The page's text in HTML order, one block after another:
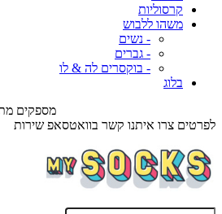
קרסוליות
משהו ללבוש
- נשים
- גברים
- בוקסרים לה & לו
בלוג
מספקים מתנות
לפרטים צרו איתנו קשר בוואטסאפ שירות